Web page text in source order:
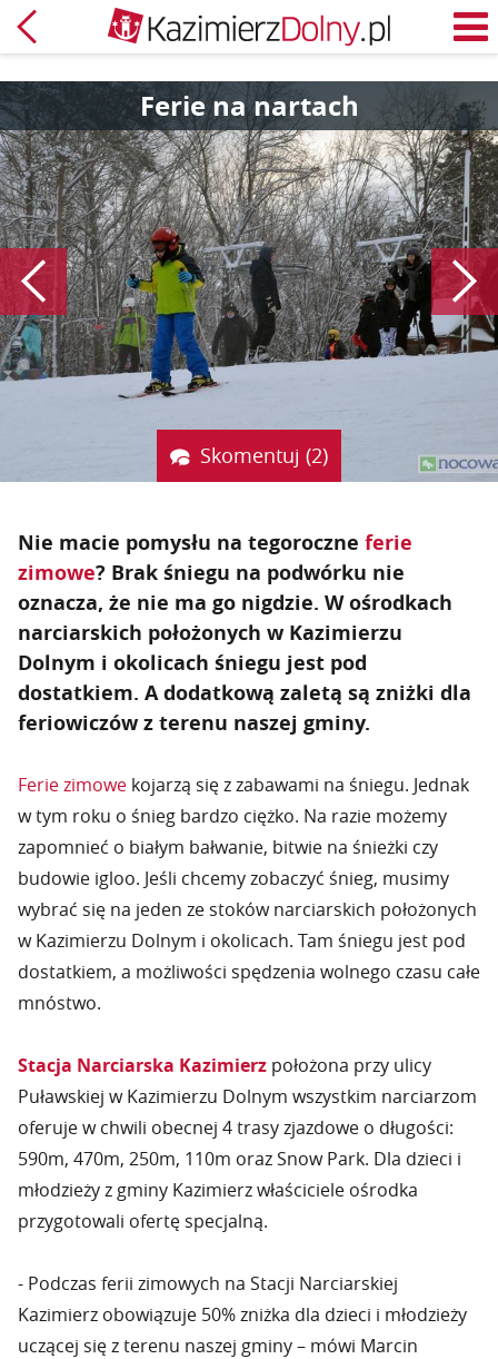
Powrót
Ferie na nartach
Poprzedni
Skomentuj (2)
Nie macie pomysłu na tegoroczne ferie
zimowe? Brak śniegu na podwórku nie
oznacza, że nie ma go nigdzie. W ośrodkach
narciarskich położonych w Kazimierzu
Dolnym i okolicach śniegu jest pod
dostatkiem. A dodatkową zaletą są zniżki dla
feriowiczów z terenu naszej gminy.
Ferie zimowe kojarzą się z zabawami na śniegu. Jednak
w tym roku o śnieg bardzo ciężko. Na razie możemy
zapomnieć o białym bałwanie, bitwie na śnieżki czy
budowie igloo. Jeśli chcemy zobaczyć śnieg, musimy
wybrać się na jeden ze stoków narciarskich położonych
w Kazimierzu Dolnym i okolicach. Tam śniegu jest pod
dostatkiem, a możliwości spędzenia wolnego czasu całe
mnóstwo.
Stacja Narciarska Kazimierz położona przy ulicy
Puławskiej w Kazimierzu Dolnym wszystkim narciarzom
oferuje w chwili obecnej 4 trasy zjazdowe o długości:
590m, 470m, 250m, 110m oraz Snow Park. Dla dzieci i
młodzieży z gminy Kazimierz właściciele ośrodka
przygotowali ofertę specjalną.
- Podczas ferii zimowych na Stacji Narciarskiej
Kazimierz obowiązuje 50% zniżka dla dzieci i młodzieży
uczącej się z terenu naszej gminy – mówi Marcin